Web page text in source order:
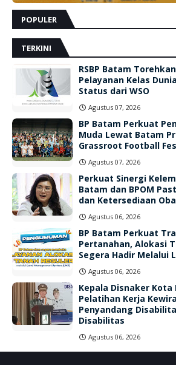
POPULER
TERKINI
RSBP Batam
Pelayanan Kelas
Status dari WSO
Agustus 07, 2026
BP Batam Perkuat
Muda Lewat Batam
Grassroot Football
Agustus 07, 2026
Perkuat Sinergi
Batam dan BPOM
dan Ketersediaan
Agustus 06, 2026
BP Batam Perkuat
Pertanahan, Alokasi
Segera Hadir Melalui
Agustus 06, 2026
Kepala Disnaker Kota
Pelatihan Kerja
Penyandang
Disabilitas
Agustus 06, 2026